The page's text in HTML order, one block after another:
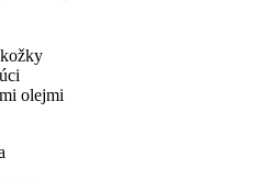
olejmi